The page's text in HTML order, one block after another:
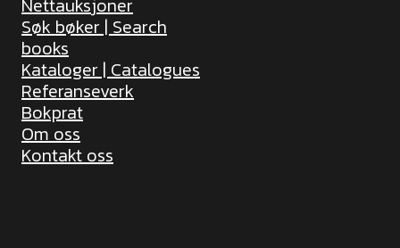
Søk bøker | Search
books
Kataloger | Catalogues
Referanseverk
Bokprat
Om oss
Kontakt oss